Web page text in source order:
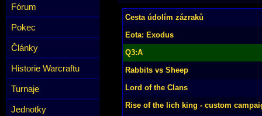
Fórum
Pokec
Články
Historie Warcraftu
Turnaje
Jednotky
Cesta údolím zázraků
Eota: Exodus
Q3:A
Rabbits vs Sheep
Lord of the Clans
Rise of the lich king - custom